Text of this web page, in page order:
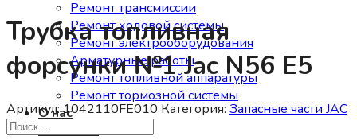
Ремонт трансмиссии
Ремонт ходовой системы
Ремонт электрооборудования
Арматурные работы
Ремонт топливной аппаратуры
Ремонт тормозной системы
О нас
Контакты
Трубка топливная
форсунки №1 Jac N56 E5
Артикул:1042110FE010 Категория: Запасные части JAC